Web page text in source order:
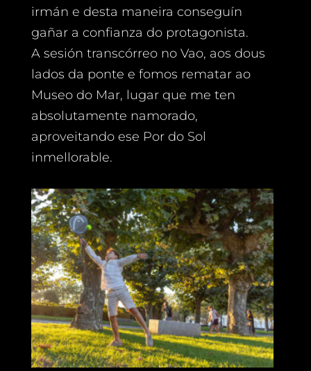
irmán e desta maneira conseguín
gañar a confianza do protagonista.
A sesión transcórreo no Vao, aos dous
lados da ponte e fomos rematar ao
Museo do Mar, lugar que me ten
absolutamente namorado,
aproveitando ese Por do Sol
inmellorable.